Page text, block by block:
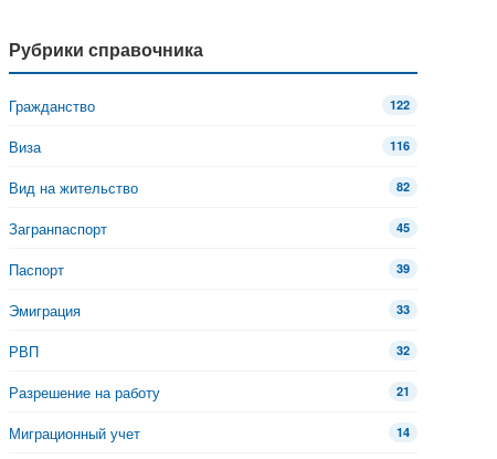
Рубрики справочника
Гражданство 122
Виза 116
Вид на жительство 82
Загранпаспорт 45
Паспорт 39
Эмиграция 33
РВП 32
Разрешение на работу 21
Миграционный учет 14